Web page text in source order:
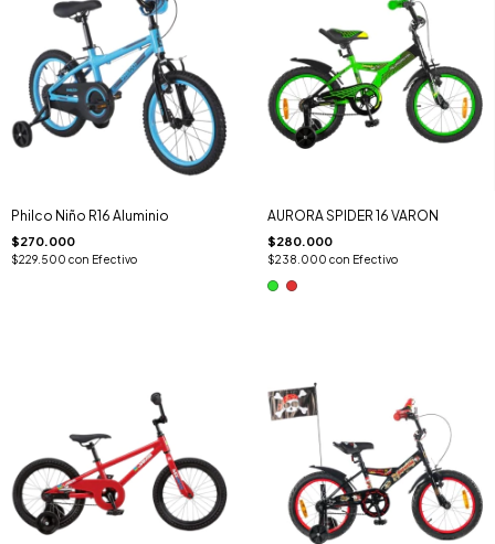
Philco Niño R16 Aluminio
$270.000
$229.500 con Efectivo
AURORA SPIDER 16 VARON
$280.000
$238.000 con Efectivo